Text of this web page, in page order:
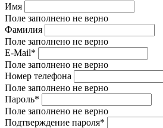
Имя
Поле заполнено не верно
Фамилия
Поле заполнено не верно
E-Mail*
Поле заполнено не верно
Номер телефона
Поле заполнено не верно
Пароль*
Поле заполнено не верно
Подтверждение пароля*